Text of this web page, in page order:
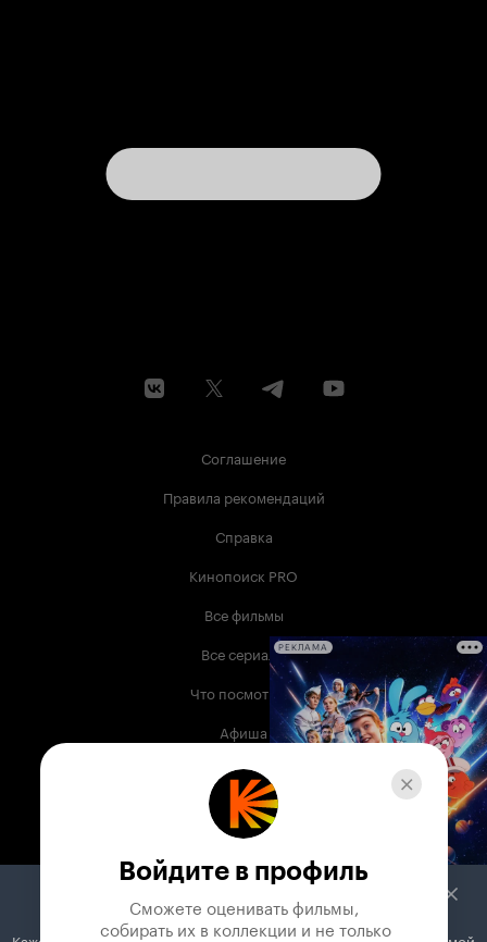
Соглашение
Правила рекомендаций
Справка
Кинопоиск PRO
Все фильмы
Все сериалы
Что посмотреть
Афиша
Музыка
Телепрограмма
Служба поддержки
РЕКЛАМА
Войдите в профиль
Сможете оценивать фильмы,
собирать их в коллекции и не только